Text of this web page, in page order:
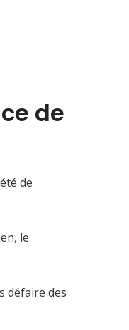
de
de
le
défaire des